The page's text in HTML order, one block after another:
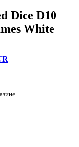
Dice D10
White